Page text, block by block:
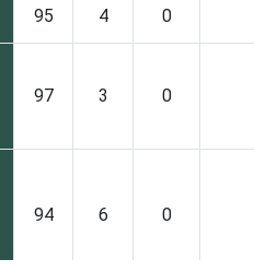
95 4 0
97 3 0
94 6 0